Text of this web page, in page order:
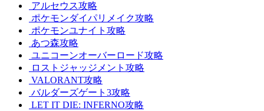
アルセウス攻略
ポケモンダイパリメイク攻略
ポケモンユナイト攻略
あつ森攻略
ユニコーンオーバーロード攻略
ロストジャッジメント攻略
VALORANT攻略
バルダーズゲート3攻略
LET IT DIE: INFERNO攻略